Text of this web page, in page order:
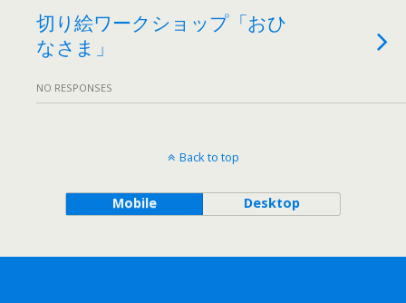
切り絵ワークショップ「おひ
なさま」
NO RESPONSES
Back to top
Mobile Desktop